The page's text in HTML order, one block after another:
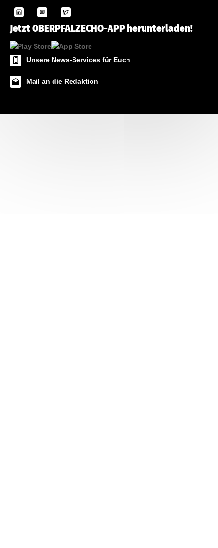
Jetzt OBERPFALZECHO-APP herunterladen!
Unsere News-Services für Euch
Mail an die Redaktion